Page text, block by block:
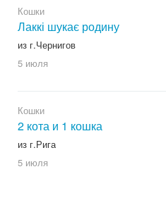
Кошки
Лаккі шукає родину
из г.Чернигов
5 июля
Кошки
2 кота и 1 кошка
из г.Рига
5 июля